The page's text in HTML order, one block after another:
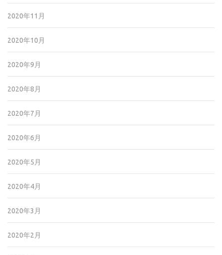
2020年11月
2020年10月
2020年9月
2020年8月
2020年7月
2020年6月
2020年5月
2020年4月
2020年3月
2020年2月